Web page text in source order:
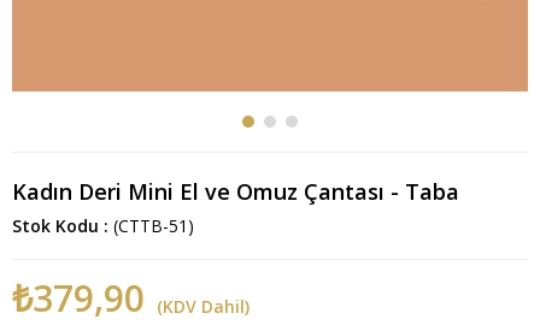
Kadın Deri Mini El ve Omuz Çantası - Taba
Stok Kodu (CTTB-51)
₺379,90 (KDV Dahil)